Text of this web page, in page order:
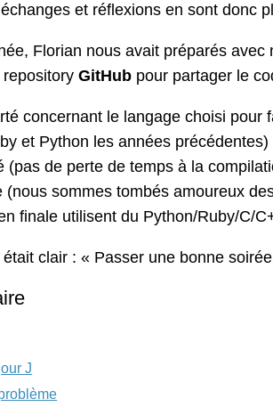
et réflexions en sont donc
Florian nous avait préparés
GitHub pour partager le
concernant le langage choisi pour
et Python les années
(pas de perte de temps à la
(nous sommes tombés amoureux
finale utilisent du Python/Ruby/C/
était clair : « Passer une bonne
J